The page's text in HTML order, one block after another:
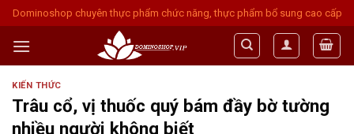
Skip
to
content
Dominoshop chuyên thực phẩm chức năng, thực phẩm bổ sung cao cấp
KIẾN THỨC
Trâu cổ, vị thuốc quý bám đầy bờ tường
nhiều người không biết